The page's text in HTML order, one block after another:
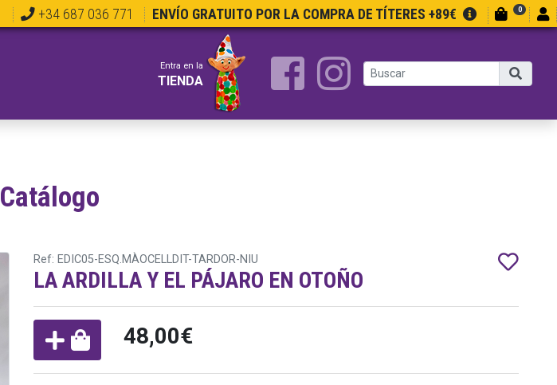
+34 687 036 771 ENVÍO GRATUITO POR LA COMPRA DE TÍTERES +89€ 0
Entra en la
TIENDA
Catálogo
Ref: EDIC05-ESQ.MÀOCELLDIT-TARDOR-NIU
LA ARDILLA Y EL PÁJARO EN OTOÑO
48,00€